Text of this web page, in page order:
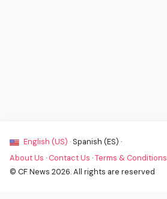
English (US) · Spanish (ES) ·
About Us · Contact Us ·Terms & Conditions
© CF News 2026. All rights are reserved